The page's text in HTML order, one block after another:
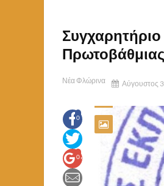
Νέα Φλώρινα Αύγουστος
0
0